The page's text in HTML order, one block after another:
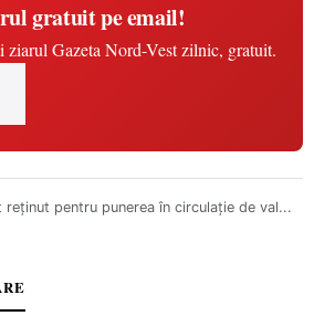
gratuit pe email!
ziarul Gazeta Nord-Vest zilnic, gratuit.
reținut pentru punerea în circulație de val...